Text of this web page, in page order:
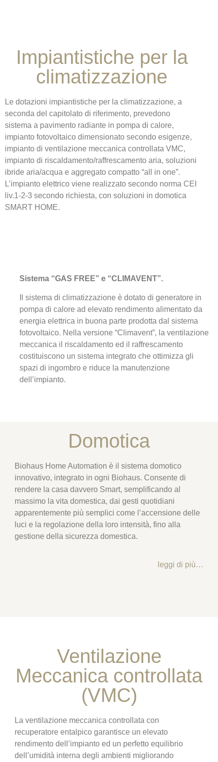
Impiantistiche per la
climatizzazione
Le dotazioni impiantistiche per la climatizzazione, a
seconda del capitolato di riferimento, prevedono
sistema a pavimento radiante in pompa di calore,
impianto fotovoltaico dimensionato secondo esigenze,
impianto di ventilazione meccanica controllata VMC,
impianto di riscaldamento/raffrescamento aria, soluzioni
ibride aria/acqua e aggregato compatto “all in one”.
L’impianto elettrico viene realizzato secondo norma CEI
liv.1-2-3 secondo richiesta, con soluzioni in domotica
SMART HOME.
Sistema “GAS FREE” e “CLIMAVENT”.
Il sistema di climatizzazione è dotato di generatore in
pompa di calore ad elevato rendimento alimentato da
energia elettrica in buona parte prodotta dal sistema
fotovoltaico. Nella versione “Climavent”, la ventilazione
meccanica il riscaldamento ed il raffrescamento
costituiscono un sistema integrato che ottimizza gli
spazi di ingombro e riduce la manutenzione
dell’impianto.
Domotica
Biohaus Home Automation è il sistema domotico
innovativo, integrato in ogni Biohaus. Consente di
rendere la casa davvero Smart, semplificando al
massimo la vita domestica, dai gesti quotidiani
apparentemente più semplici come l’accensione delle
luci e la regolazione della loro intensità, fino alla
gestione della sicurezza domestica.
leggi di più…
Ventilazione
Meccanica controllata
(VMC)
La ventilazione meccanica controllata con
recuperatore entalpico garantisce un elevato
rendimento dell’impianto ed un perfetto equilibrio
dell’umidità interna degli ambienti migliorando